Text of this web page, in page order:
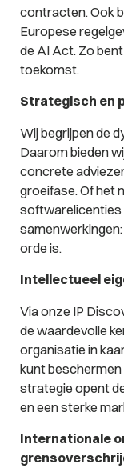
contracten. Ook
Europese
de AI Act. Zo
toekomst.
Strategisch en
Wij begrijpen de
Daarom bieden
concrete
groeifase. Of het
softwarelicenties
orde is.
Intellectueel
Via onze IP
de waardevolle
organisatie in
kunt
strategie opent
en een sterke
Internationale